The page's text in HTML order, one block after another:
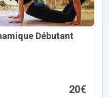
Débutant
20€